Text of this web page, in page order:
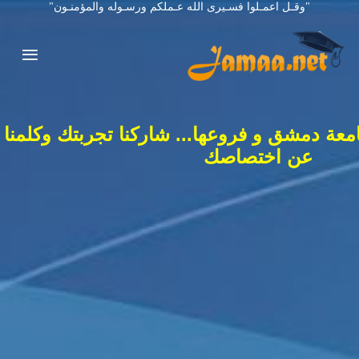
"وقـل اعمـلوا فسـيرى الله عـملكم ورسـوله والمؤمنـون"
دمشق و فروعها... شاركنا تجربتك وكلمنا
عن اختصاصك